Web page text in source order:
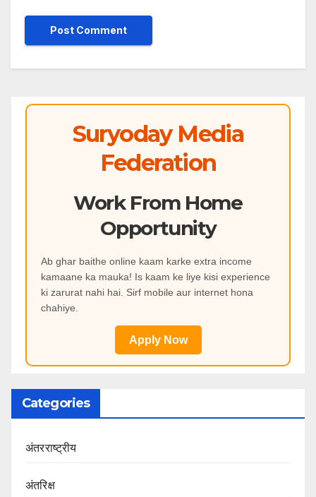
Suryoday Media
Federation
Work From Home
Opportunity
Ab ghar baithe online kaam karke extra income
kamaane ka mauka! Is kaam ke liye kisi experience
ki zarurat nahi hai. Sirf mobile aur internet hona
chahiye.
Apply Now
Categories
अंतरराष्ट्रीय
अंतरिक्ष